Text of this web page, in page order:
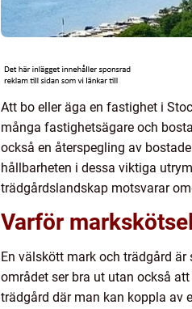
Att bo eller äga en fastighet i
många fastighetsägare och
också en återspegling av
hållbarheten i dessa viktiga
trädgårdslandskap motsvarar
Varför
En välskött mark och trädgård
området ser bra ut utan också
trädgård där man kan koppla av